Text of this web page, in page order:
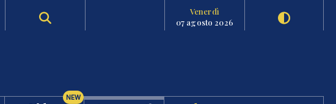
Venerdì
07 agosto 2026
NEW